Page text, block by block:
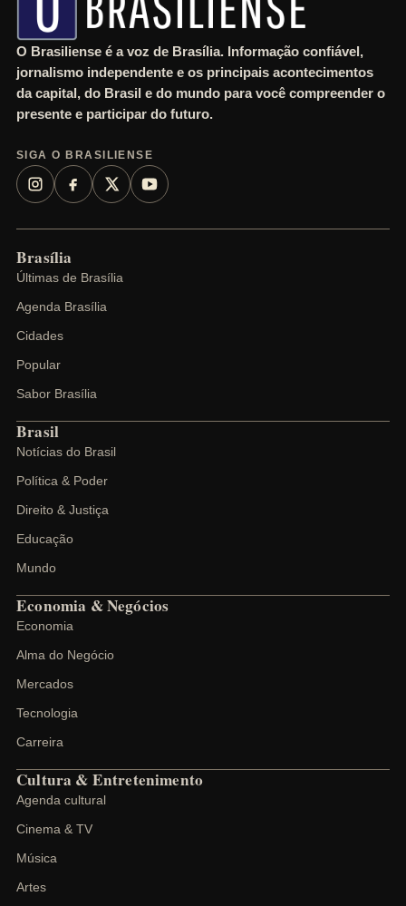
O Brasiliense é a voz de Brasília. Informação confiável,
jornalismo independente e os principais acontecimentos
da capital, do Brasil e do mundo para você compreender o
presente e participar do futuro.
SIGA O BRASILIENSE
Brasília
Últimas de Brasília
Agenda Brasília
Cidades
Popular
Sabor Brasília
Brasil
Notícias do Brasil
Política & Poder
Direito & Justiça
Educação
Mundo
Economia & Negócios
Economia
Alma do Negócio
Mercados
Tecnologia
Carreira
Cultura & Entretenimento
Agenda cultural
Cinema & TV
Música
Artes